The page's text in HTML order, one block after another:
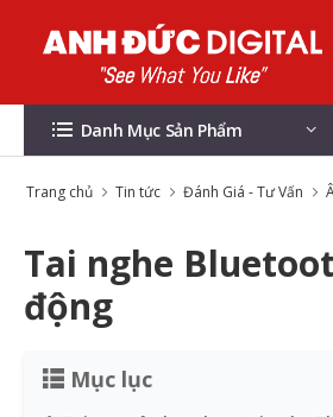
Danh Mục Sản Phẩm
Trang chủ Tin tức Đánh Giá - Tư Vấn
Tai nghe
động
Mục lục